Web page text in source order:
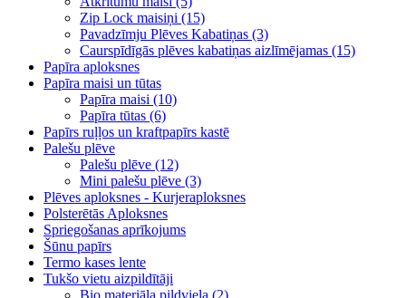
Zip Lock maisiņi (15)
Pavadzīmju Plēves Kabatiņas (3)
Caurspīdīgās plēves kabatiņas aizlīmējamas (15)
Papīra aploksnes
Papīra maisi un tūtas
Papīra maisi (10)
Papīra tūtas (6)
Papīrs ruļļos un kraftpapīrs kastē
Palešu plēve
Palešu plēve (12)
Mini palešu plēve (3)
Plēves aploksnes - Kurjeraploksnes
Polsterētās Aploksnes
Spriegošanas aprīkojums
Šūnu papīrs
Termo kases lente
Tukšo vietu aizpildītāji